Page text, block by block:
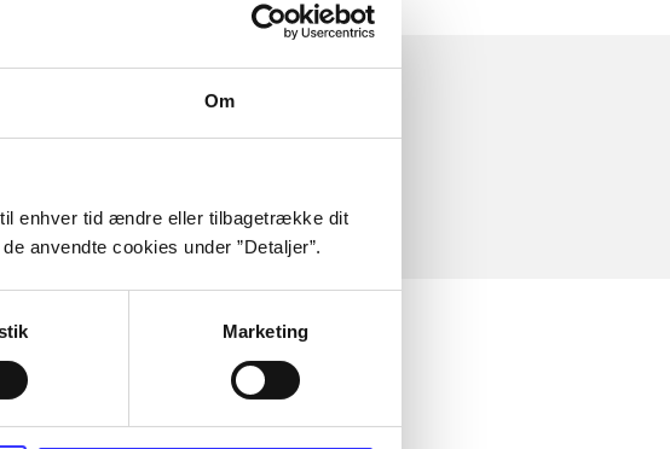
Om
enhver tid ændre eller tilbagetrække dit
anvendte cookies under ”Detaljer”.
Marketing